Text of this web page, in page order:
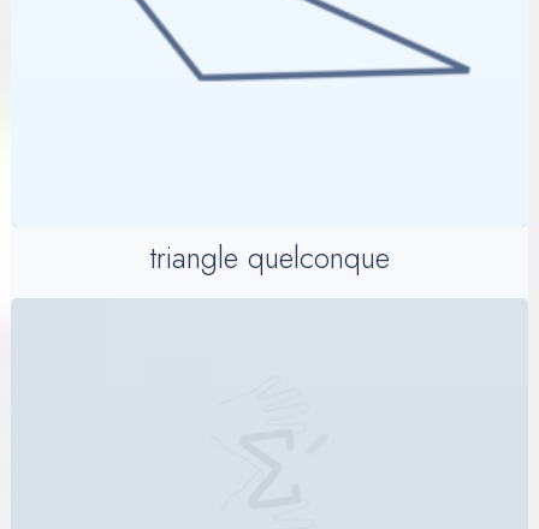
triangle quelconque